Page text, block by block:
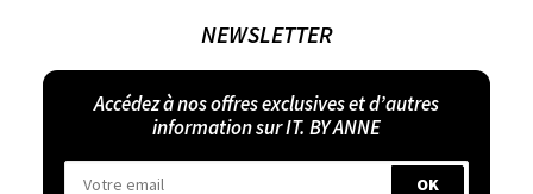
NEWSLETTER
Accédez à nos offres exclusives et d’autres
information sur IT. BY ANNE